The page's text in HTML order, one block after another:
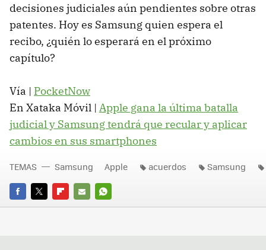
decisiones judiciales aún pendientes sobre otras
patentes. Hoy es Samsung quien espera el
recibo, ¿quién lo esperará en el próximo
capítulo?
Vía | PocketNow
En Xataka Móvil | Apple gana la última batalla
judicial y Samsung tendrá que recular y aplicar
cambios en sus smartphones
FACEBOOK
TWITTERFLIPBOARD
E-
WHATSAPP
TEMAS Samsung Apple acuerdos Samsung